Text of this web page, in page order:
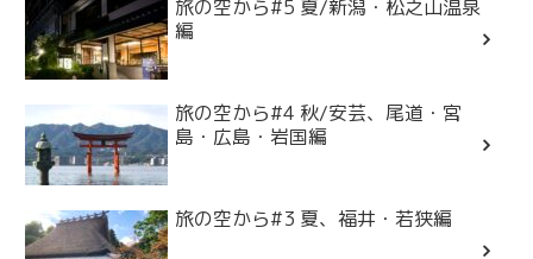
旅の空から#5 夏/新潟・松之山温泉
編
旅の空から#4 秋/安芸、尾道・宮
島・広島・岩国編
旅の空から#3 夏、福井・若狭編